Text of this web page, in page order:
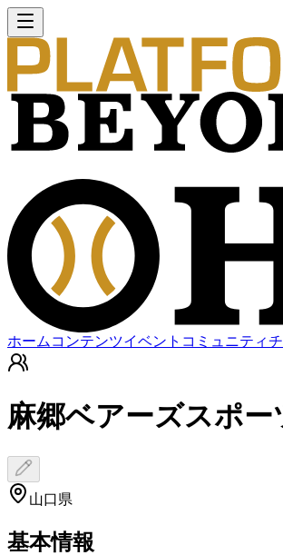
ホーム コンテンツイベント コミュニティ
麻郷ベアーズスポー
山口県
基本情報